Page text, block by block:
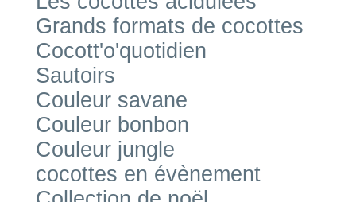
Grands formats de cocottes
Cocott'o'quotidien
Sautoirs
Couleur savane
Couleur bonbon
Couleur jungle
cocottes en évènement